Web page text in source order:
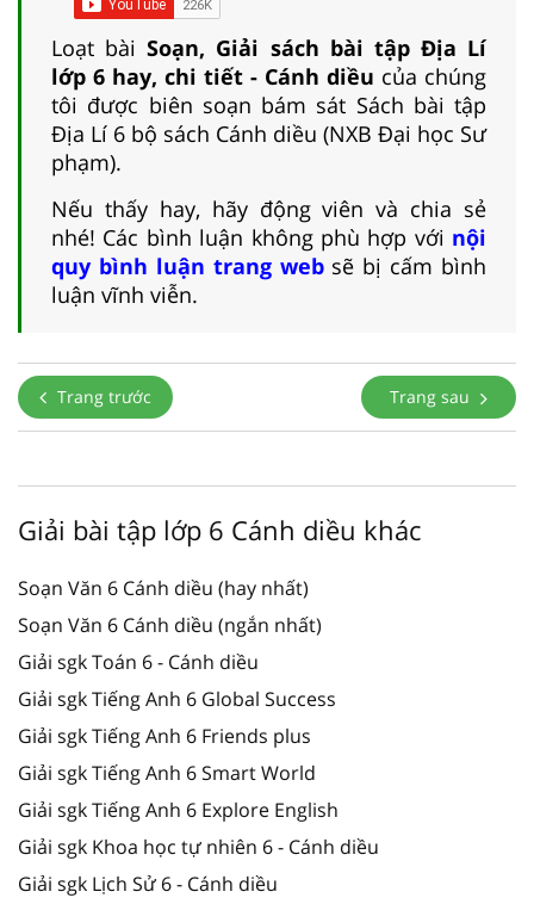
Loạt bàiSoạn, Giải sách bài tập Địa Lí
lớp 6 hay, chi tiết - Cánh diều của chúng
tôi được biên soạn bám sát Sách bài tập
Địa Lí 6 bộ sách Cánh diều (NXB Đại học Sư
phạm).
Nếu thấy hay, hãy động viên và chia sẻ
nhé! Các bình luận không phù hợp với nội
quy bình luận trang websẽ bị cấm bình
luận vĩnh viễn.
Trang trước Trang sau
Giải bài tập lớp 6 Cánh diều khác
Soạn Văn 6 Cánh diều (hay nhất)
Soạn Văn 6 Cánh diều (ngắn nhất)
Giải sgk Toán 6 - Cánh diều
Giải sgk Tiếng Anh 6 Global Success
Giải sgk Tiếng Anh 6 Friends plus
Giải sgk Tiếng Anh 6 Smart World
Giải sgk Tiếng Anh 6 Explore English
Giải sgk Khoa học tự nhiên 6 - Cánh diều
Giải sgk Lịch Sử 6 - Cánh diều